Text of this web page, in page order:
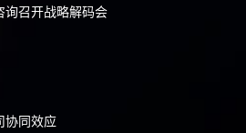
询召开战略解码会
协同效应